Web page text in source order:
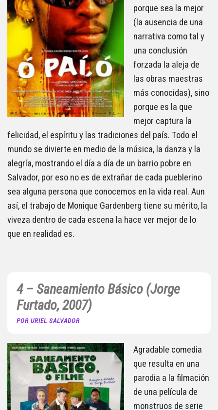
porque sea la mejor
(la ausencia de una
narrativa como tal y
una conclusión
forzada la aleja de
las obras maestras
más conocidas), sino
porque es la que
mejor captura la
felicidad, el espíritu y las tradiciones del país. Todo el
mundo se divierte en medio de la música, la danza y la
alegría, mostrando el día a día de un barrio pobre en
Salvador, por eso no es de extrañar de cada pueblerino
sea alguna persona que conocemos en la vida real. Aun
así, el trabajo de Monique Gardenberg tiene su mérito, la
viveza dentro de cada escena la hace ver mejor de lo
que en realidad es.
4 – Saneamiento Básico (Jorge
Furtado, 2007)
POR URIEL SALVADOR
Agradable comedia
que resulta en una
parodia a la filmación
de una película de
monstruos de serie